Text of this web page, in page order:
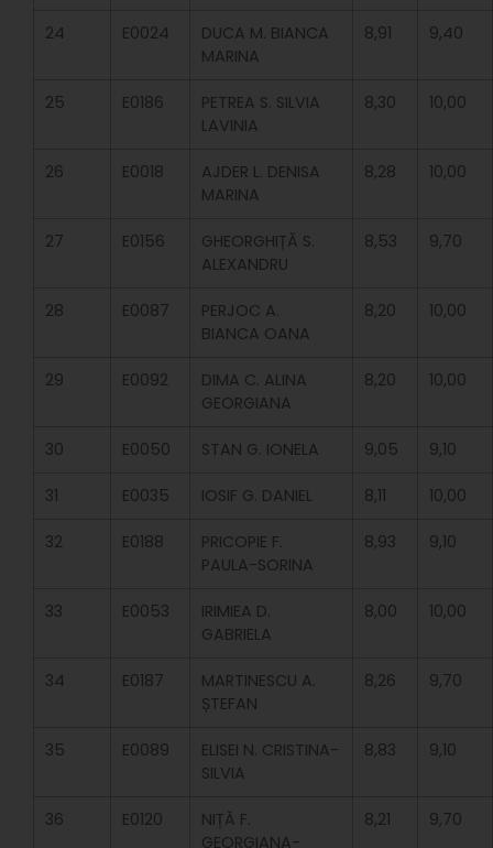
24 E0024
DUCA M. BIANCA
MARINA
8,91 9,40
25 E0186
PETREA S. SILVIA
LAVINIA
8,30 10,00
26 E0018
AJDER L. DENISA
MARINA
8,28 10,00
27 E0156
GHEORGHIȚĂ S.
ALEXANDRU
8,53 9,70
28 E0087
PERJOC A.
BIANCA OANA
8,20 10,00
29 E0092
DIMA C. ALINA
GEORGIANA
8,20 10,00
30 E0050 STAN G. IONELA 9,05 9,10
31 E0035 IOSIF G. DANIEL 8,11 10,00
32 E0188
PRICOPIE F.
PAULA-SORINA
8,93 9,10
33 E0053
IRIMIEA D.
GABRIELA
8,00 10,00
34 E0187
MARTINESCU A.
ȘTEFAN
8,26 9,70
35 E0089
ELISEI N. CRISTINA-
SILVIA
8,83 9,10
36 E0120
NIȚĂ F.
GEORGIANA-
8,21 9,70